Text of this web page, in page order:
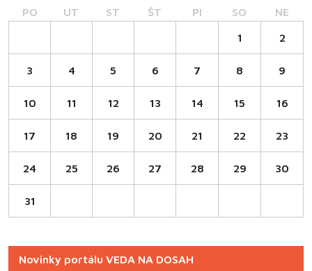
PO UT ST ŠT PI SO NE
1 2
3 4 5 6 7 8 9
10 11 12 13 14 15 16
17 18 19 20 21 22 23
24 25 26 27 28 29 30
31
Novinky portálu VEDA NA DOSAH